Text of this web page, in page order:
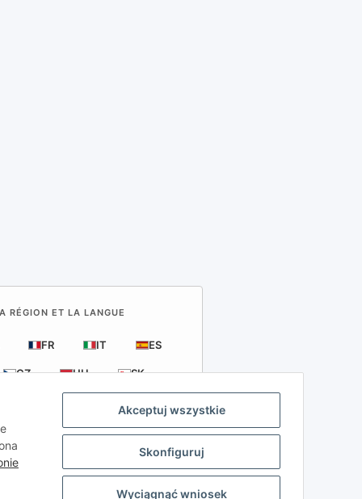
Akceptuj wszystkie
Skonfiguruj
Wyciągnąć wniosek
RÉGION ET LA LANGUE
FR IT ES
CZ HU SK
samochodowych